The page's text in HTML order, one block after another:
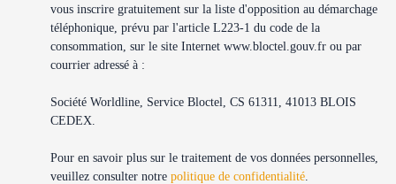
vous inscrire gratuitement sur la liste d'opposition au démarchage
téléphonique, prévu par l'article L223-1 du code de la
consommation, sur le site Internet www.bloctel.gouv.fr ou par
courrier adressé à :
Société Worldline, Service Bloctel, CS 61311, 41013 BLOIS
CEDEX.
Pour en savoir plus sur le traitement de vos données personnelles,
veuillez consulter notre politique de confidentialité